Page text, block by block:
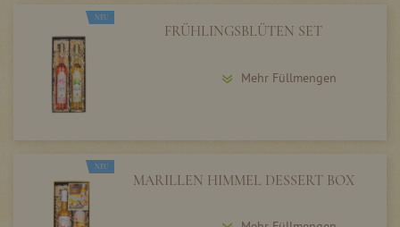
NEU
FRÜHLINGSBLÜTEN SET
Mehr Füllmengen
NEU
MARILLEN HIMMEL DESSERT BOX